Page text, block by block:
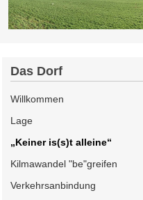
Das Dorf
Willkommen
Lage
„Keiner is(s)t alleine“
Kilmawandel "be"greifen
Verkehrsanbindung